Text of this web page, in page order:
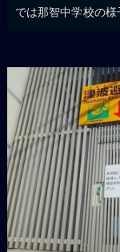
では那智中学校の様